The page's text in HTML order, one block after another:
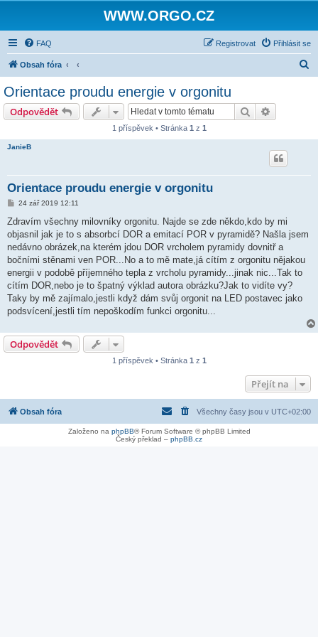
WWW.ORGO.CZ
FAQ Přihlásit se
Registrovat
Obsah fóra
Orientace proudu energie v orgonitu
Odpovědět Hledat
1 příspěvek • Stránka 1 z 1
JanieB
Orientace proudu energie v orgonitu
P
í
p
ě
e
k
24 zář 2019 12:11
Zdravím všechny milovníky orgonitu. Najde se zde někdo,kdo by mi
objasnil jak je to s absorbcí DOR a emitací POR v pyramidě? Našla jsem
nedávno obrázek,na kterém jdou DOR vrcholem pyramidy dovnitř a
bočními stěnami ven POR...No a to mě mate,já cítím z orgonitu nějakou
energii v podobě příjemného tepla z vrcholu pyramidy...jinak nic...Tak to
cítím DOR,nebo je to špatný výklad autora obrázku?Jak to vidíte vy?
Taky by mě zajímalo,jestli když dám svůj orgonit na LED postavec jako
podsvícení,jestli tím nepoškodím funkci orgonitu...
Odpovědět
1 příspěvek • Stránka 1 z 1
Přejít na
Obsah fóra Všechny časy jsou v UTC+02:00
Založeno na phpBB® Forum Software © phpBB Limited
Český překlad – phpBB.cz